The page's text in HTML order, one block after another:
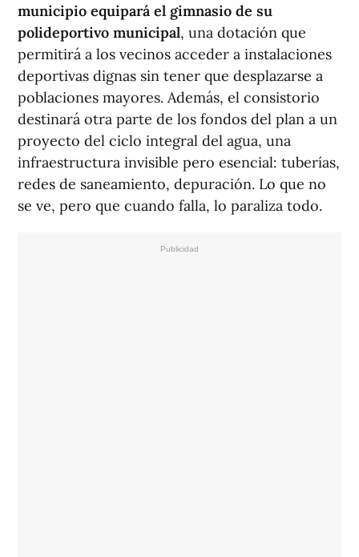
municipio equipará el gimnasio de su
polideportivo municipal, una dotación que
permitirá a los vecinos acceder a instalaciones
deportivas dignas sin tener que desplazarse a
poblaciones mayores. Además, el consistorio
destinará otra parte de los fondos del plan a un
proyecto del ciclo integral del agua, una
infraestructura invisible pero esencial: tuberías,
redes de saneamiento, depuración. Lo que no
se ve, pero que cuando falla, lo paraliza todo.